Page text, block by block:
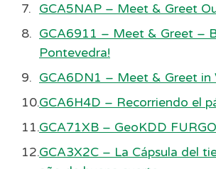
GCA5NAP – Meet & Greet
GCA6911 – Meet & Greet –
Pontevedra!
GCA6DN1 – Meet & Greet in
GCA6H4D – Recorriendo el
GCA71XB – GeoKDD
GCA3X2C – La Cápsula del